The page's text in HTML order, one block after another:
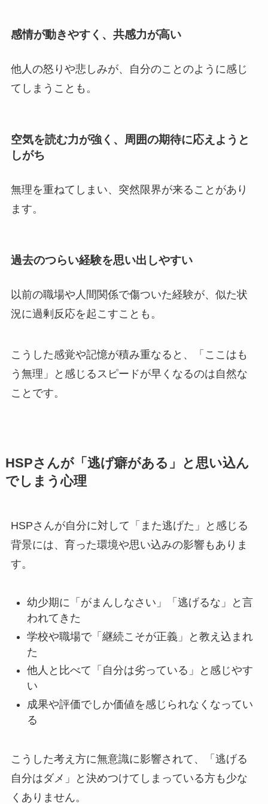
感情が動きやすく、共感力が高い
他人の怒りや悲しみが、自分のことのように感じ
てしまうことも。
空気を読む力が強く、周囲の期待に応えようと
しがち
無理を重ねてしまい、突然限界が来ることがあり
ます。
過去のつらい経験を思い出しやすい
以前の職場や人間関係で傷ついた経験が、似た状
況に過剰反応を起こすことも。
こうした感覚や記憶が積み重なると、「ここはも
う無理」と感じるスピードが早くなるのは自然な
ことです。
HSPさんが「逃げ癖がある」と思い込ん
でしまう心理
HSPさんが自分に対して「また逃げた」と感じる
背景には、育った環境や思い込みの影響もありま
す。
幼少期に「がまんしなさい」「逃げるな」と言
われてきた
学校や職場で「継続こそが正義」と教え込まれ
た
他人と比べて「自分は劣っている」と感じやす
い
成果や評価でしか価値を感じられなくなってい
る
こうした考え方に無意識に影響されて、「逃げる
自分はダメ」と決めつけてしまっている方も少な
くありません。